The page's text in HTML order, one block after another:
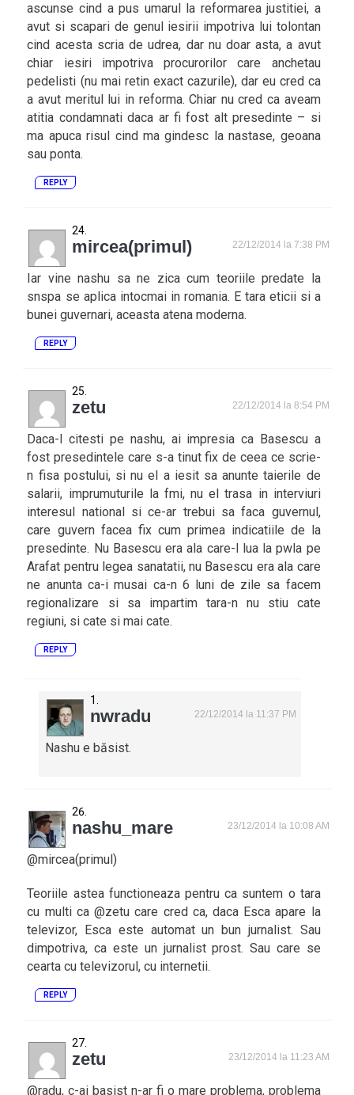
ascunse cind a pus umarul la reformarea justitiei, a
avut si scapari de genul iesirii impotriva lui tolontan
cind acesta scria de udrea, dar nu doar asta, a avut
chiar iesiri impotriva procurorilor care anchetau
pedelisti (nu mai retin exact cazurile), dar eu cred ca
a avut meritul lui in reforma. Chiar nu cred ca aveam
atitia condamnati daca ar fi fost alt presedinte – si
ma apuca risul cind ma gindesc la nastase, geoana
sau ponta.
REPLY
mircea(primul) 22/12/2014 la 7:38 PM
Iar vine nashu sa ne zica cum teoriile predate la
snspa se aplica intocmai in romania. E tara eticii si a
bunei guvernari, aceasta atena moderna.
REPLY
zetu 22/12/2014 la 8:54 PM
Daca-l citesti pe nashu, ai impresia ca Basescu a
fost presedintele care s-a tinut fix de ceea ce scrie-
n fisa postului, si nu el a iesit sa anunte taierile de
salarii, imprumuturile la fmi, nu el trasa in interviuri
interesul national si ce-ar trebui sa faca guvernul,
care guvern facea fix cum primea indicatiile de la
presedinte. Nu Basescu era ala care-l lua la pwla pe
Arafat pentru legea sanatatii, nu Basescu era ala care
ne anunta ca-i musai ca-n 6 luni de zile sa facem
regionalizare si sa impartim tara-n nu stiu cate
regiuni, si cate si mai cate.
REPLY
nwradu 22/12/2014 la 11:37 PM
Nashu e băsist.
nashu_mare 23/12/2014 la 10:08 AM
@mircea(primul)
Teoriile astea functioneaza pentru ca suntem o tara
cu multi ca @zetu care cred ca, daca Esca apare la
televizor, Esca este automat un bun jurnalist. Sau
dimpotriva, ca este un jurnalist prost. Sau care se
cearta cu televizorul, cu internetii.
REPLY
zetu 23/12/2014 la 11:23 AM
@radu, c-ai basist n-ar fi o mare problema, problema